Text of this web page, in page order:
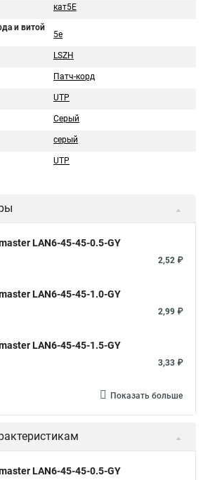
кат5Е
и витой
5e
LSZH
Патч-корд
UTP
Серый
серый
UTP
LAN6-45-45-0.5-GY
2,52 ₽
LAN6-45-45-1.0-GY
2,99 ₽
LAN6-45-45-1.5-GY
3,33 ₽
Показать больше
LAN6-45-45-0.5-GY